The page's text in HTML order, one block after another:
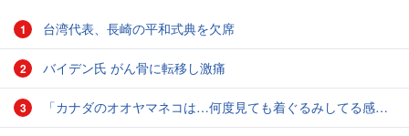
1 台湾代表、長崎の平和式典を欠席
2 バイデン氏 がん骨に転移し激痛
3 「カナダのオオヤマネコは…何度見ても着ぐるみしてる感じがぬぐえない」中に人間が入ってそうな写真いろいろ